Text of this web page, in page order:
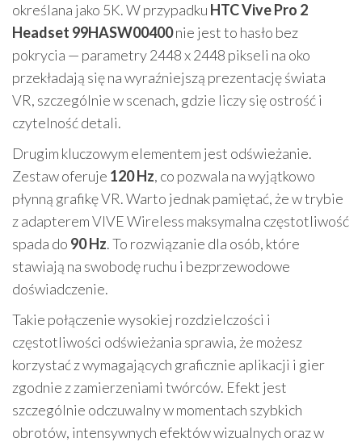
określana jako 5K. W przypadku HTC Vive Pro 2
Headset 99HASW00400nie jest to hasło bez
pokrycia — parametry 2448 x 2448 pikseli na oko
przekładają się na wyraźniejszą prezentację świata
VR, szczególnie w scenach, gdzie liczy się ostrość i
czytelność detali.
Drugim kluczowym elementem jest odświeżanie.
Zestaw oferuje 120 Hz, co pozwala na wyjątkowo
płynną grafikę VR. Warto jednak pamiętać, że w trybie
z adapterem VIVE Wireless maksymalna częstotliwość
spada do 90 Hz. To rozwiązanie dla osób, które
stawiają na swobodę ruchu i bezprzewodowe
doświadczenie.
Takie połączenie wysokiej rozdzielczości i
częstotliwości odświeżania sprawia, że możesz
korzystać z wymagających graficznie aplikacji i gier
zgodnie z zamierzeniami twórców. Efekt jest
szczególnie odczuwalny w momentach szybkich
obrotów, intensywnych efektów wizualnych oraz w